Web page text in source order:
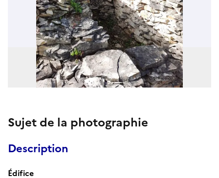
Sujet de la photographie
Description
Édifice